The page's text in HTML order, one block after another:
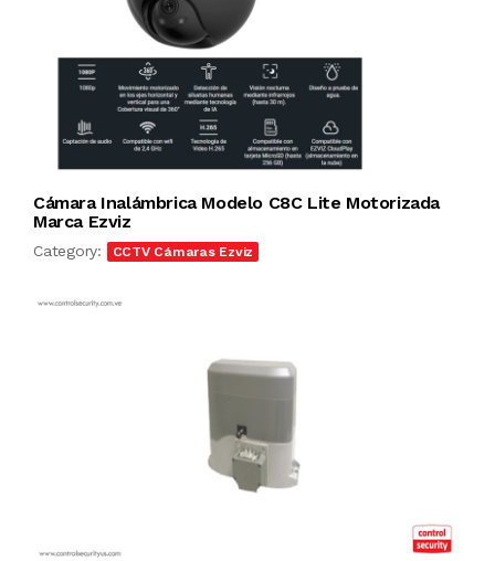
Cámara Inalámbrica Modelo C8C Lite Motorizada
Marca Ezviz
Category: CCTV Cámaras Ezviz